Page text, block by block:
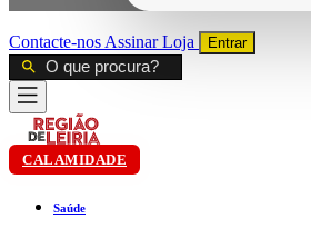
Contacte-nos AssinarLoja Entrar
CALAMIDADE
Saúde